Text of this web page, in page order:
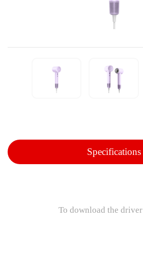
Specifications
To download the driver